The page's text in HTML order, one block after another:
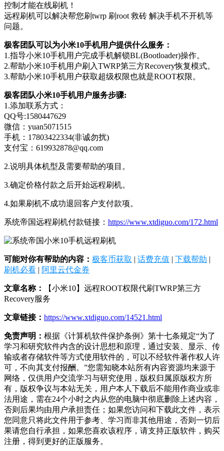
控制才能在线刷机！
远程刷机可以解决帮您刷twrp 刷root 救砖 解决手机不开机等
问题。
极客团队可以为小米10手机用户提供什么服务：
1.指导小米10手机用户完成手机解锁BL(Bootloader)操作。
2.帮助小米10手机用户刷入TWRP第三方Recovery恢复模式。
3.帮助小米10手机用户获取超级权限也就是ROOT权限。
极客团队小米10手机用户服务步骤:
1.添加联系方式：
QQ号:1580447629
微信：yuan5071515
手机：17803422334(非诚勿扰)
支付宝：619932878@qq.com
2.说明具体机型及需要帮助的项目。
3.确定价格付款之后开始远程刷机。
4.如果刷机不成功退回客户支付款项。
系统帝国远程刷机付款链接： https://www.xtdiguo.com/172.html
可能对你有帮助的内容： 极客币获取 | 话费充值 | 下载帮助 |
刷机必看 | 阿里云代金券
文章名称：
【小米10】远程ROOT权限代刷TWRP第三方
Recovery服务
文章链接： https://www.xtdiguo.com/14521.html
免责声明： 根据《计算机软件保护条例》第十七条规定“为了
学习和研究软件内含的设计思想和原理，通过安装、显示、传
输或者存储软件等方式使用软件的，可以不经软件著作权人许
可，不向其支付报酬。”您需知晓本站所有内容资源均来源于
网络，仅供用户交流学习与研究使用，版权归属原版权方所
有，版权争议与本站无关，用户本人下载后不能用作商业或非
法用途，需在24个小时之内从您的电脑中彻底删除上述内容，
否则后果均由用户承担责任；如果您访问和下载此文件，表示
您同意只将此文件用于参考、学习而非其他用途，否则一切后
果请您自行承担，如果您喜欢该程序，请支持正版软件，购买
注册，得到更好的正版服务。